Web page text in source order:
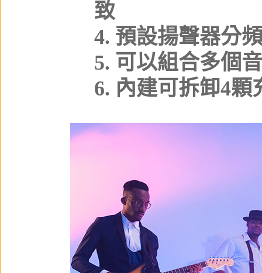
致
4. 預設揚聲器分
5. 可以組合多個
6. 內建可拆卸4